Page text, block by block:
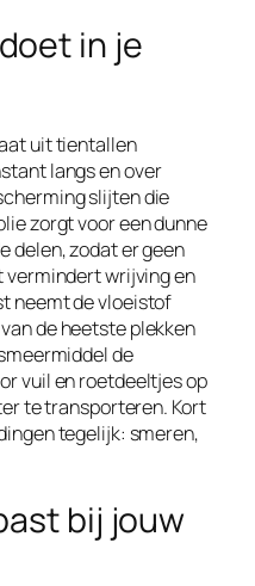
in je
uit tientallen
langs en over
slijten die
zorgt voor een dunne
delen, zodat er geen
wrijving en
neemt de vloeistof
de heetste plekken
de
vuil en roetdeeltjes op
te transporteren. Kort
tegelijk: smeren,
bij jouw